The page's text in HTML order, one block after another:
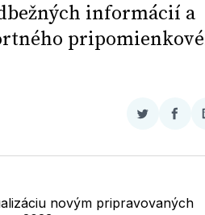
informácií a
Zdieľať
Twitter
novým pripravovaných